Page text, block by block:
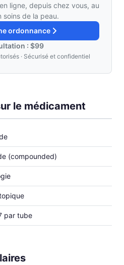
ligne, depuis chez vous, au
soins de la peau.
ordonnance
: $99
· Sécurisé et confidentiel
le médicament
(compounded)
par tube